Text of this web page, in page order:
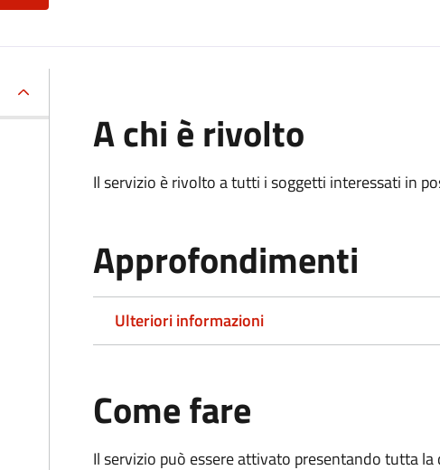
A chi è rivolto
Il servizio è rivolto a tutti i soggetti interessati in
Approfondimenti
Ulteriori informazioni
Come fare
Il servizio può essere attivato presentando tutta